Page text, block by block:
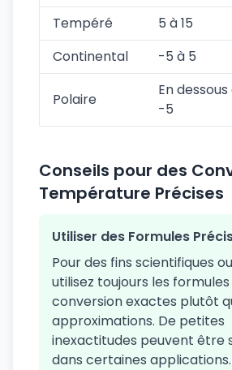
Tempéré
5 à 15
Continental
-5 à 5
Polaire
En
-5
Conseils pour des
Température Précises
Utiliser des Formules
Pour des fins scientifiques
utilisez toujours les
conversion exactes plutôt
approximations. De petites
inexactitudes peuvent être
dans certaines applications.